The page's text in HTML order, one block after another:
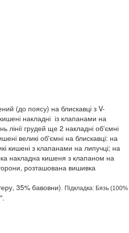
(до поясу) на блискавці з V-
накладні із клапанами на
лінії грудей ще 2 накладні об'ємні
великі об'ємні на блискавці: на
кишені з клапанами на липучці; на
накладна кишеня з клапаном на
розташована вишивка
35% бавовни)
Підкладка: Бязь (100%